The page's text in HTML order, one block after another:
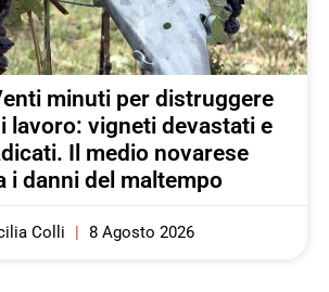
minuti per distruggere
lavoro: vigneti devastati e
Il medio novarese
i danni del maltempo
Colli 8 Agosto 2026